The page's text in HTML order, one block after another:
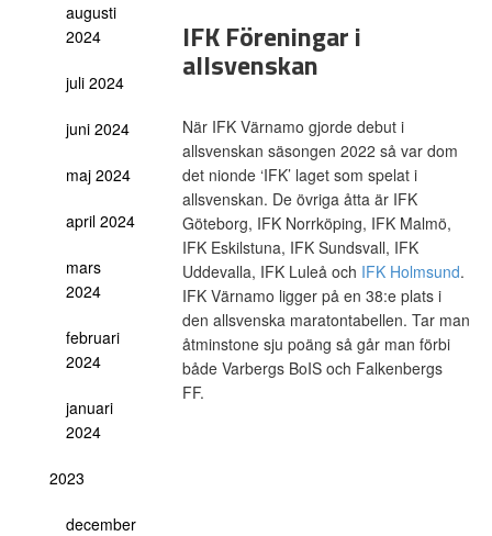
augusti
2024
juli 2024
juni 2024
maj 2024
april 2024
mars
2024
februari
2024
januari
2024
2023
december
IFK Föreningar i
allsvenskan
När IFK Värnamo gjorde debut i
allsvenskan säsongen 2022 så var dom
det nionde ‘IFK’ laget som spelat i
allsvenskan. De övriga åtta är IFK
Göteborg, IFK Norrköping, IFK Malmö,
IFK Eskilstuna, IFK Sundsvall, IFK
Uddevalla, IFK Luleå och IFK Holmsund.
IFK Värnamo ligger på en 38:e plats i
den allsvenska maratontabellen. Tar man
åtminstone sju poäng så går man förbi
både Varbergs BoIS och Falkenbergs
FF.